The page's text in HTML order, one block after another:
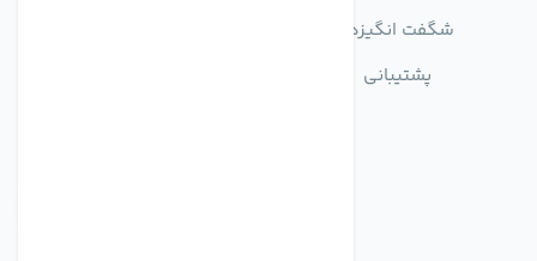
شگفت انگیزها
پشتیبانی